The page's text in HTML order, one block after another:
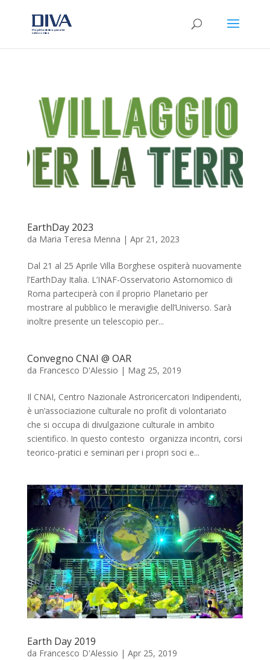
EarthDay 2023
da Maria Teresa Menna | Apr 21, 2023
Dal 21 al 25 Aprile Villa Borghese ospiterà nuovamente
l’EarthDay Italia. L’INAF-Osservatorio Astornomico di
Roma parteciperà con il proprio Planetario per
mostrare al pubblico le meraviglie dell’Universo. Sarà
inoltre presente un telescopio per...
Convegno CNAI @ OAR
da Francesco D'Alessio | Mag 25, 2019
Il CNAI, Centro Nazionale Astroricercatori Indipendenti,
è un’associazione culturale no profit di volontariato
che si occupa di divulgazione culturale in ambito
scientifico. In questo contesto organizza incontri, corsi
teorico-pratici e seminari per i propri soci e...
Earth Day 2019
da Francesco D'Alessio | Apr 25, 2019